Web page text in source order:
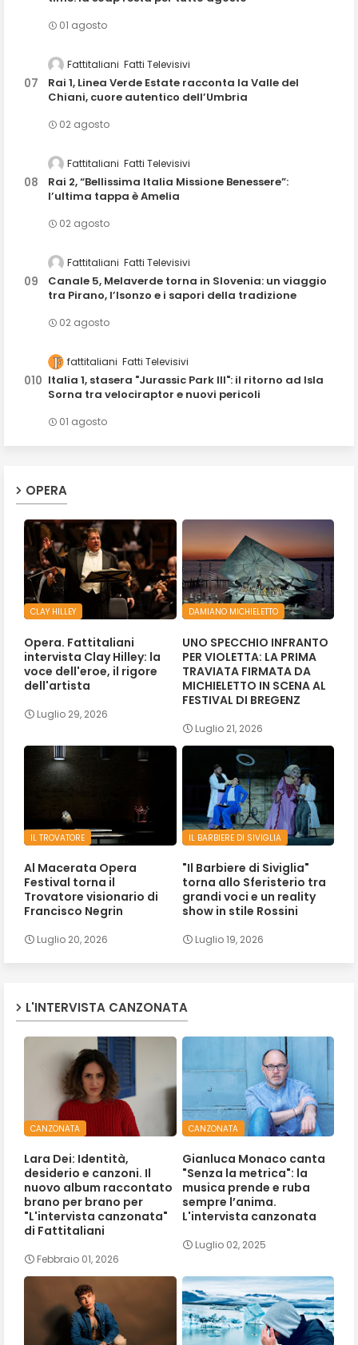
01 agosto
Fattitaliani Fatti Televisivi
Rai 1, Linea Verde Estate racconta la Valle del
Chiani, cuore autentico dell’Umbria
02 agosto
Fattitaliani Fatti Televisivi
Rai 2, “Bellissima Italia Missione Benessere”:
l’ultima tappa è Amelia
02 agosto
Fattitaliani Fatti Televisivi
Canale 5, Melaverde torna in Slovenia: un viaggio
tra Pirano, l’Isonzo e i sapori della tradizione
02 agosto
fattitaliani Fatti Televisivi
Italia 1, stasera "Jurassic Park III": il ritorno ad Isla
Sorna tra velociraptor e nuovi pericoli
01 agosto
OPERA
CLAY HILLEY
Opera. Fattitaliani
intervista Clay Hilley: la
voce dell'eroe, il rigore
dell'artista
Luglio 29, 2026
DAMIANO MICHIELETTO
UNO SPECCHIO INFRANTO
PER VIOLETTA: LA PRIMA
TRAVIATA FIRMATA DA
MICHIELETTO IN SCENA AL
FESTIVAL DI BREGENZ
Luglio 21, 2026
IL TROVATORE
Al Macerata Opera
Festival torna il
Trovatore visionario di
Francisco Negrin
Luglio 20, 2026
IL BARBIERE DI SIVIGLIA
"Il Barbiere di Siviglia"
torna allo Sferisterio tra
grandi voci e un reality
show in stile Rossini
Luglio 19, 2026
L'INTERVISTA CANZONATA
CANZONATA
Lara Dei: Identità,
desiderio e canzoni. Il
nuovo album raccontato
brano per brano per
"L'intervista canzonata"
di Fattitaliani
Febbraio 01, 2026
CANZONATA
Gianluca Monaco canta
"Senza la metrica": la
musica prende e ruba
sempre l’anima.
L'intervista canzonata
Luglio 02, 2025